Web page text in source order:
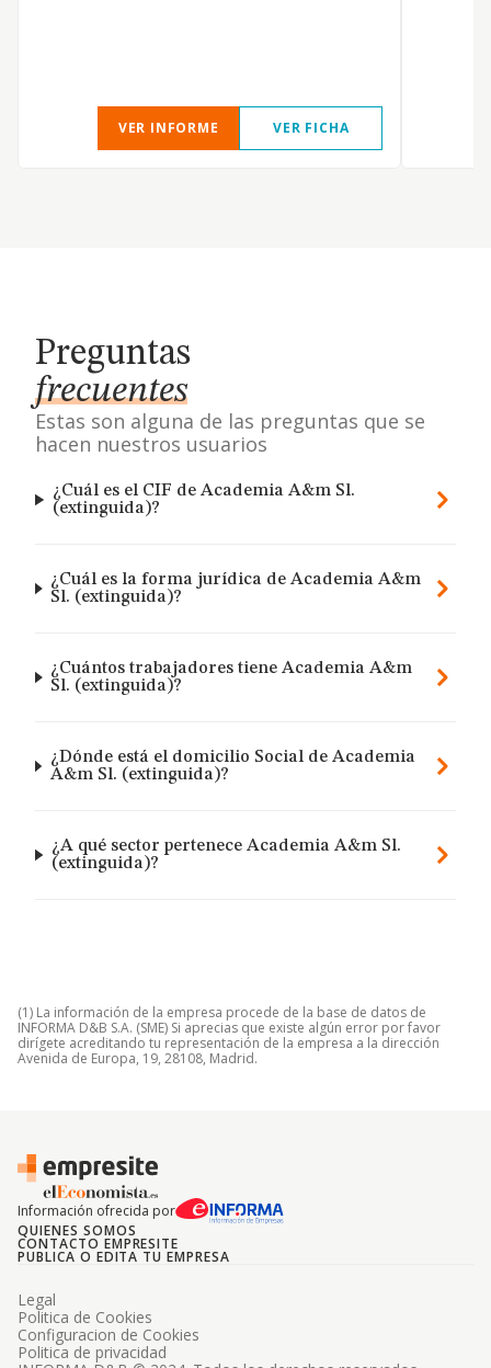
VER INFORME VER FICHA
Preguntas
frecuentes
Estas son alguna de las preguntas que se
hacen nuestros usuarios
¿Cuál es el CIF de Academia A&m Sl.
(extinguida)?
¿Cuál es la forma jurídica de Academia A&m
Sl. (extinguida)?
¿Cuántos trabajadores tiene Academia A&m
Sl. (extinguida)?
¿Dónde está el domicilio Social de Academia
A&m Sl. (extinguida)?
¿A qué sector pertenece Academia A&m Sl.
(extinguida)?
(1) La información de la empresa procede de la base de datos de
INFORMA D&B S.A. (SME) Si aprecias que existe algún error por favor
dirígete acreditando tu representación de la empresa a la dirección
Avenida de Europa, 19, 28108, Madrid.
Información ofrecida por
QUIENES SOMOS
CONTACTO EMPRESITE
PUBLICA O EDITA TU EMPRESA
Legal
Politica de Cookies
Configuracion de Cookies
Politica de privacidad